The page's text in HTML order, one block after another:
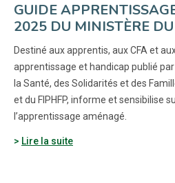
GUIDE
2025 DU MINISTÈRE
Destiné aux apprentis, aux CFA et
apprentissage et handicap publié
la Santé, des Solidarités et des
et du FIPHFP, informe et sensibilise
l’apprentissage aménagé.
Lire la suite